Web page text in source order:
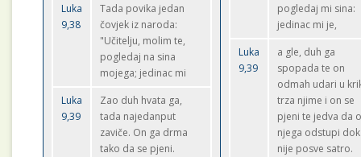
Luka
9,38
Tada povika jedan
čovjek iz naroda:
"Učitelju, molim te,
pogledaj na sina
mojega; jedinac mi
Luka
9,39
Zao duh hvata ga,
tada najedanput
zaviče. On ga drma
tako da se pjeni.
pogledaj mi sina:
jedinac mi je,
Luka
9,39
a gle, duh ga
spopada te on
odmah udari u
trza njime i on se
pjeni te jedva da
njega odstupi
nije posve satro.